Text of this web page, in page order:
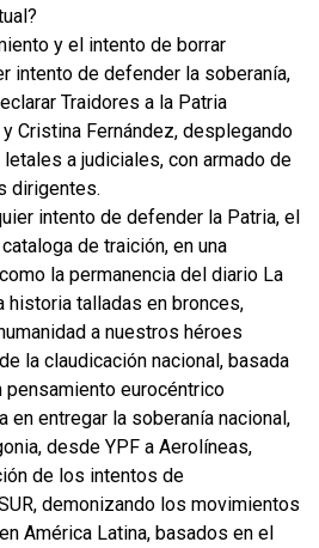
y el intento de borrar
intento de defender la soberanía,
Traidores a la Patria
Cristina Fernández, desplegando
a judiciales, con armado de
dirigentes.
intento de defender la Patria, el
de traición, en una
la permanencia del diario La
historia talladas en bronces,
a nuestros héroes
la claudicación nacional, basada
pensamiento eurocéntrico
en entregar la soberanía nacional,
desde YPF a Aerolíneas,
de los intentos de
demonizando los movimientos
América Latina, basados en el